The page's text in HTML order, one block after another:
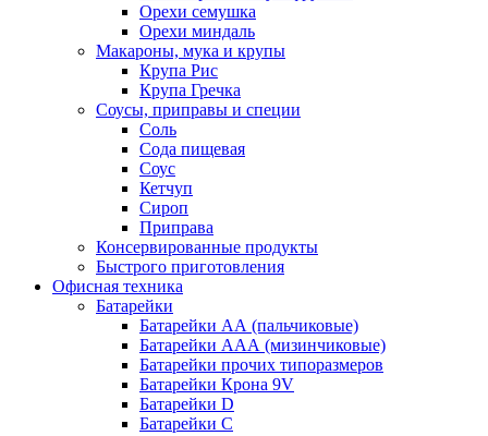
Орехи семушка
Орехи миндаль
Макароны, мука и крупы
Крупа Рис
Крупа Гречка
Соусы, приправы и специи
Соль
Сода пищевая
Соус
Кетчуп
Сироп
Приправа
Консервированные продукты
Быстрого приготовления
Офисная техника
Батарейки
Батарейки АА (пальчиковые)
Батарейки ААА (мизинчиковые)
Батарейки прочих типоразмеров
Батарейки Крона 9V
Батарейки D
Батарейки С